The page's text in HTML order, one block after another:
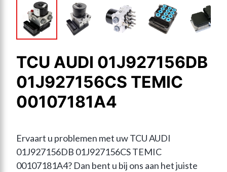
TCU AUDI 01J927156DB
01J927156CS TEMIC
00107181A4
Ervaart u problemen met uw TCU AUDI
01J927156DB 01J927156CS TEMIC
00107181A4? Dan bent u bij ons aan het juiste